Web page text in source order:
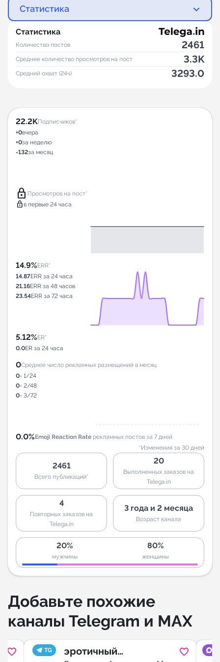
Статистика
Статистика
Количество постов 2461
Среднее количество просмотров на пост 3.3K
Средний охват (24ч) 3293.0
22.2KПодписчиков*
+0вчера
+0за неделю
-132за месяц
lock Просмотров на пост*
lock в первые 24 часа
14.9%ERR*
14.87ERR за 24 часа
21.16ERR за 48 часов
23.54ERR за 72 часа
5.12%ER*
0.0ER за 24 часа
0Среднее число рекламных размещений в месяц
0- 1/24
0- 2/48
0- 3/72
0.0%Emoji Reaction Rate рекламных постов за 7 дней
*Изменения за 30 дней
2461
Всего публикаций*
20
Выполненных заказов на
Telega.in
4
Повторных заказов на
Telega.in
3 года и 2 месяца
Возраст канала
20%
мужчины
80%
женщины
Добавьте похожие
каналы Telegram и MAX
TG
эротичный